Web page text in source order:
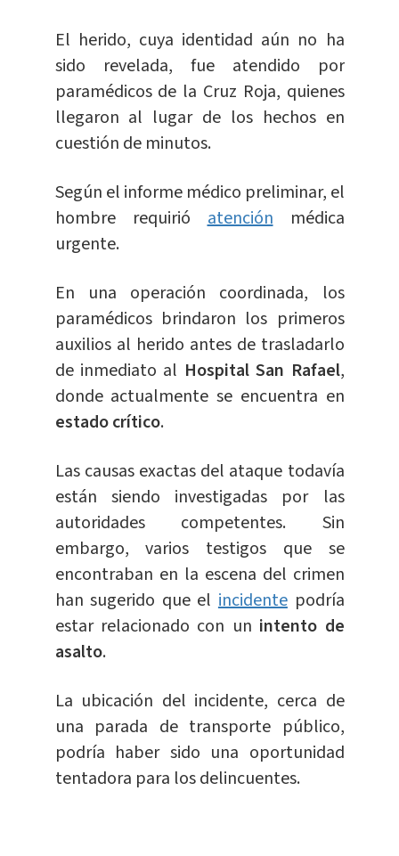
El herido, cuya identidad aún no ha
sido revelada, fue atendido por
paramédicos de la Cruz Roja, quienes
llegaron al lugar de los hechos en
cuestión de minutos.
Según el informe médico preliminar, el
hombre requirióatenciónmédica
urgente.
En una operación coordinada, los
paramédicos brindaron los primeros
auxilios al herido antes de trasladarlo
de inmediato al Hospital San Rafael,
donde actualmente se encuentra en
estado crítico.
Las causas exactas del ataque todavía
están siendo investigadas por las
autoridades competentes. Sin
embargo, varios testigos que se
encontraban en la escena del crimen
han sugerido que el incidentepodría
estar relacionado con un intento de
asalto.
La ubicación del incidente, cerca de
una parada de transporte público,
podría haber sido una oportunidad
tentadora para los delincuentes.